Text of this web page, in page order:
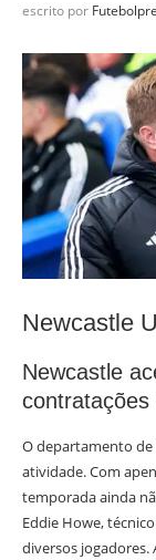
escrito por
Newcastle
Newcastle
contratações
O departamento
atividade. Com
temporada ainda
Eddie Howe,
diversos jogadores.